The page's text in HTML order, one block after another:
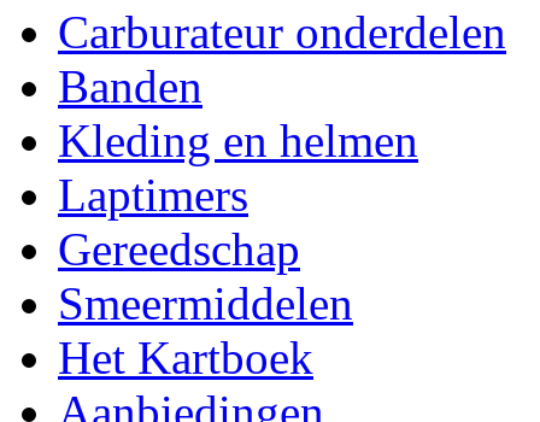
Carburateur onderdelen
Banden
Kleding en helmen
Laptimers
Gereedschap
Smeermiddelen
Het Kartboek
Aanbiedingen